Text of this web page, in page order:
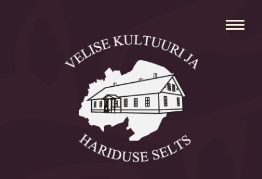
Avaleht
Aleksei Parnabas
Sillaotsa Talumuuseum